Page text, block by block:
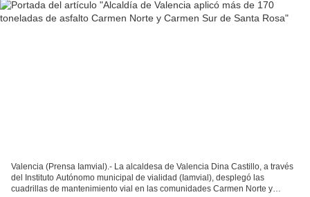
Valencia (Prensa Iamvial).- La alcaldesa de Valencia Dina Castillo, a través
del Instituto Autónomo municipal de vialidad (Iamvial), desplegó las
cuadrillas de mantenimiento vial en las comunidades Carmen Norte y